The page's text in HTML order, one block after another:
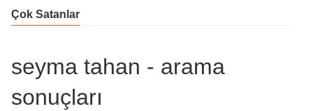
Çok Satanlar
seyma tahan - arama
sonuçları